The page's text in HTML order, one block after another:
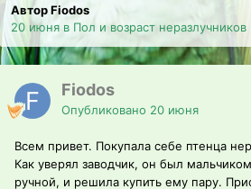
Автор Fiodos
20 июня в Пол и возраст неразлучников
Fiodos
Опубликовано 20 июня
Всем привет. Покупала себе птенца
Как уверял заводчик, он был
ручной, и решила купить ему пару.